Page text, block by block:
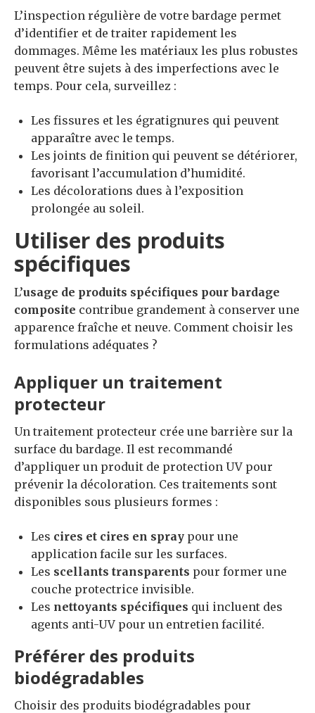
L’inspection régulière de votre bardage permet
d’identifier et de traiter rapidement les
dommages. Même les matériaux les plus robustes
peuvent être sujets à des imperfections avec le
temps. Pour cela, surveillez :
Les fissures et les égratignures qui peuvent
apparaître avec le temps.
Les joints de finition qui peuvent se détériorer,
favorisant l’accumulation d’humidité.
Les décolorations dues à l’exposition
prolongée au soleil.
Utiliser des produits
spécifiques
L’usage de produits spécifiques pour bardage
composite contribue grandement à conserver une
apparence fraîche et neuve. Comment choisir les
formulations adéquates ?
Appliquer un traitement
protecteur
Un traitement protecteur crée une barrière sur la
surface du bardage. Il est recommandé
d’appliquer un produit de protection UV pour
prévenir la décoloration. Ces traitements sont
disponibles sous plusieurs formes :
Les cires et cires en spray pour une
application facile sur les surfaces.
Les scellants transparents pour former une
couche protectrice invisible.
Les nettoyants spécifiques qui incluent des
agents anti-UV pour un entretien facilité.
Préférer des produits
biodégradables
Choisir des produits biodégradables pour